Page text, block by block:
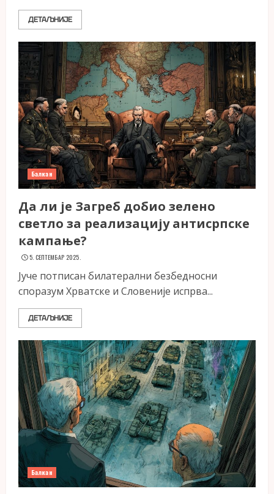
ДЕТАЉНИЈЕ
Балкан
Да ли је Загреб добио зелено
светло за реализацију антисрпске
кампање?
5. СЕПТЕМБАР 2025.
Јуче потписан билатерални безбедносни
споразум Хрватске и Словеније испрва...
ДЕТАЉНИЈЕ
Балкан